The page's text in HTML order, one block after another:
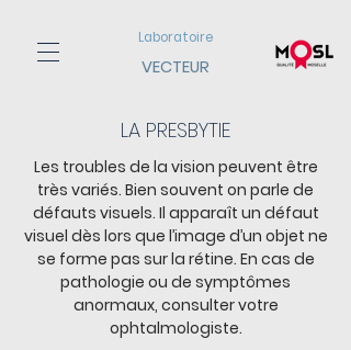
Laboratoire
VECTEUR
LA PRESBYTIE
Les troubles de la vision peuvent être
très variés. Bien souvent on parle de
défauts visuels. Il apparaît un défaut
visuel dès lors que l’image d’un objet ne
se forme pas sur la rétine. En cas de
pathologie ou de symptômes
anormaux, consulter votre
ophtalmologiste.